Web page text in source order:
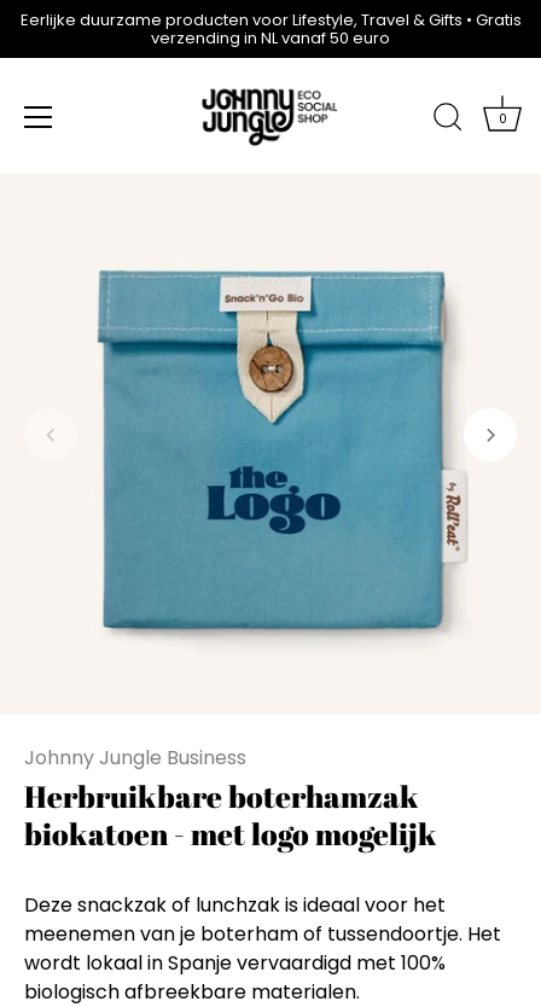
Eerlijke duurzame producten voor Lifestyle, Travel & Gifts • Gratis
verzending in NL vanaf 50 euro
0
Johnny Jungle Business
Herbruikbare boterhamzak
biokatoen - met logo mogelijk
Deze snackzak of lunchzak is ideaal voor het
meenemen van je boterham of tussendoortje. Het
wordt lokaal in Spanje vervaardigd met 100%
biologisch afbreekbare materialen.